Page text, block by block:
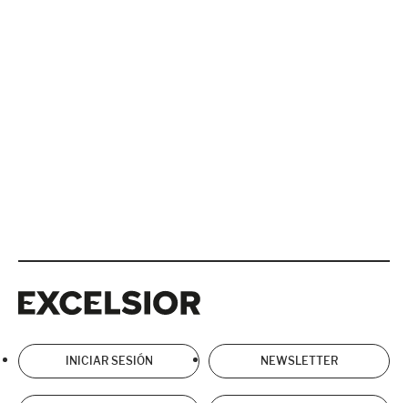
INICIAR SESIÓN NEWSLETTER